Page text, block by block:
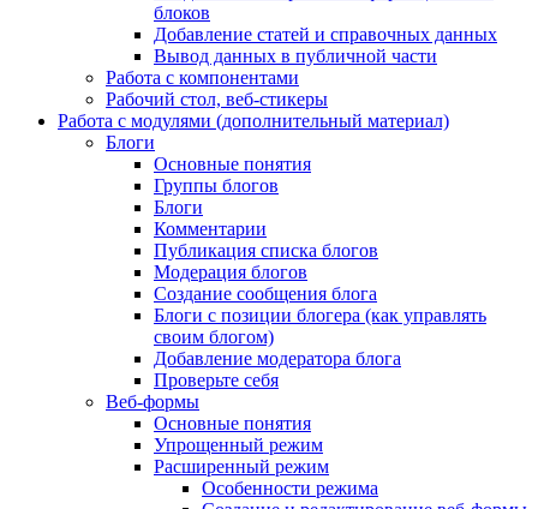
блоков
Добавление статей и справочных данных
Вывод данных в публичной части
Работа с компонентами
Рабочий стол, веб-стикеры
Работа с модулями (дополнительный материал)
Блоги
Основные понятия
Группы блогов
Блоги
Комментарии
Публикация списка блогов
Модерация блогов
Создание сообщения блога
Блоги с позиции блогера (как управлять
своим блогом)
Добавление модератора блога
Проверьте себя
Веб-формы
Основные понятия
Упрощенный режим
Расширенный режим
Особенности режима